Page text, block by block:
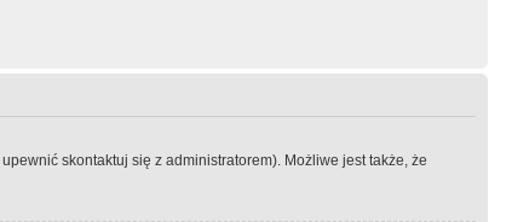
skontaktuj się z administratorem). Możliwe jest także, że